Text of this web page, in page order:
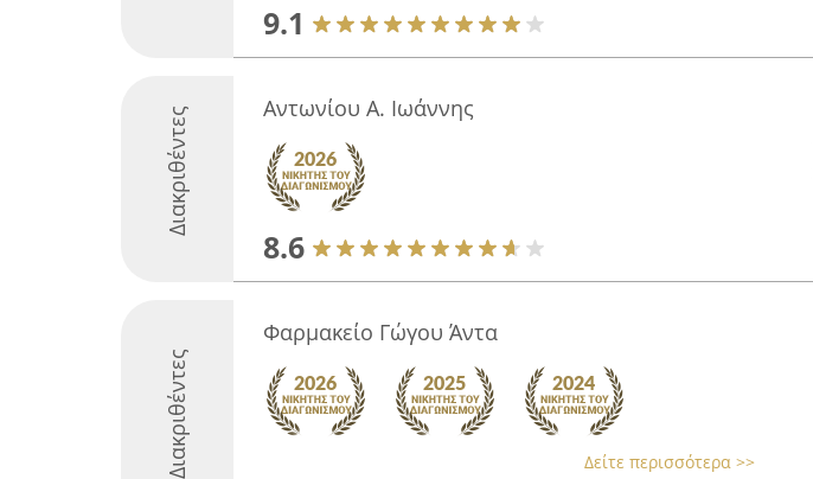
9.1
Διακριθέντες Αντωνίου Α. Ιωάννης
8.6
Διακριθέντες
Φαρμακείο Γώγου Άντα
Δείτε περισσότερα >>